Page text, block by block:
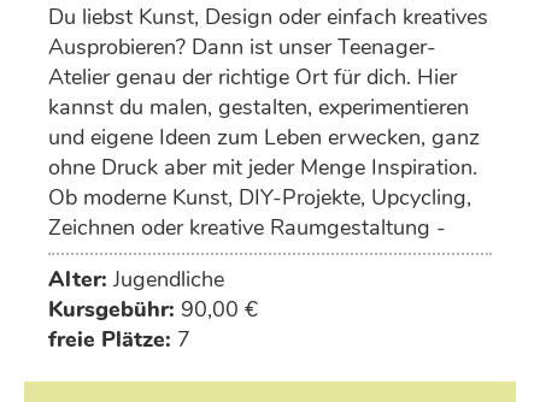
Du liebst Kunst, Design oder einfach kreatives
Ausprobieren? Dann ist unser Teenager-
Atelier genau der richtige Ort für dich. Hier
kannst du malen, gestalten, experimentieren
und eigene Ideen zum Leben erwecken, ganz
ohne Druck aber mit jeder Menge Inspiration.
Ob moderne Kunst, DIY-Projekte, Upcycling,
Zeichnen oder kreative Raumgestaltung -
deiner Fantasie sind keine Grenzen gesetzt.
Alter: Jugendliche
Kursgebühr: 90,00 €
freie Plätze: 7